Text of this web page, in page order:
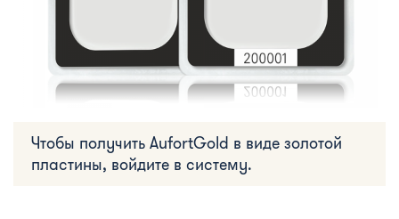
Чтобы получить AufortGold в виде золотой
пластины, войдите в систему.